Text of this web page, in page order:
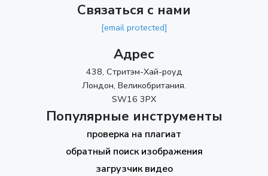
Связаться с нами
[email protected]
Адрес
438, Стритэм-Хай-роуд
Лондон, Великобритания.
SW16 3PX
Популярные инструменты
проверка на плагиат
обратный поиск изображения
загрузчик видео